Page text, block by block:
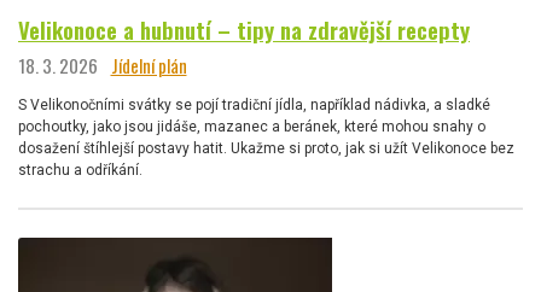
Velikonoce a hubnutí – tipy na zdravější recepty
18. 3. 2026 Jídelní plán
S Velikonočními svátky se pojí tradiční jídla, například nádivka, a sladké
pochoutky, jako jsou jidáše, mazanec a beránek, které mohou snahy o
dosažení štíhlejší postavy hatit. Ukažme si proto, jak si užít Velikonoce bez
strachu a odříkání.